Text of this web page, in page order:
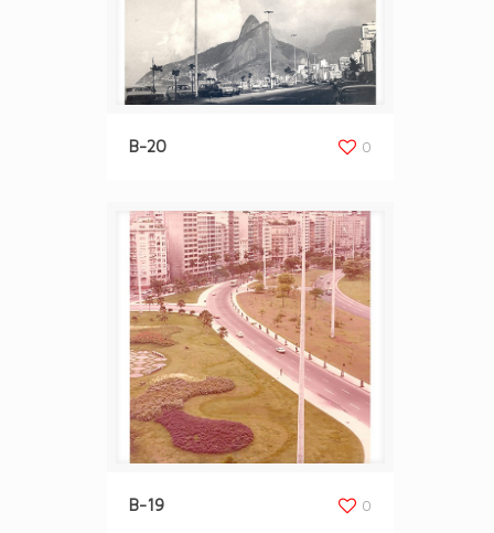
B-20 0
B-19 0